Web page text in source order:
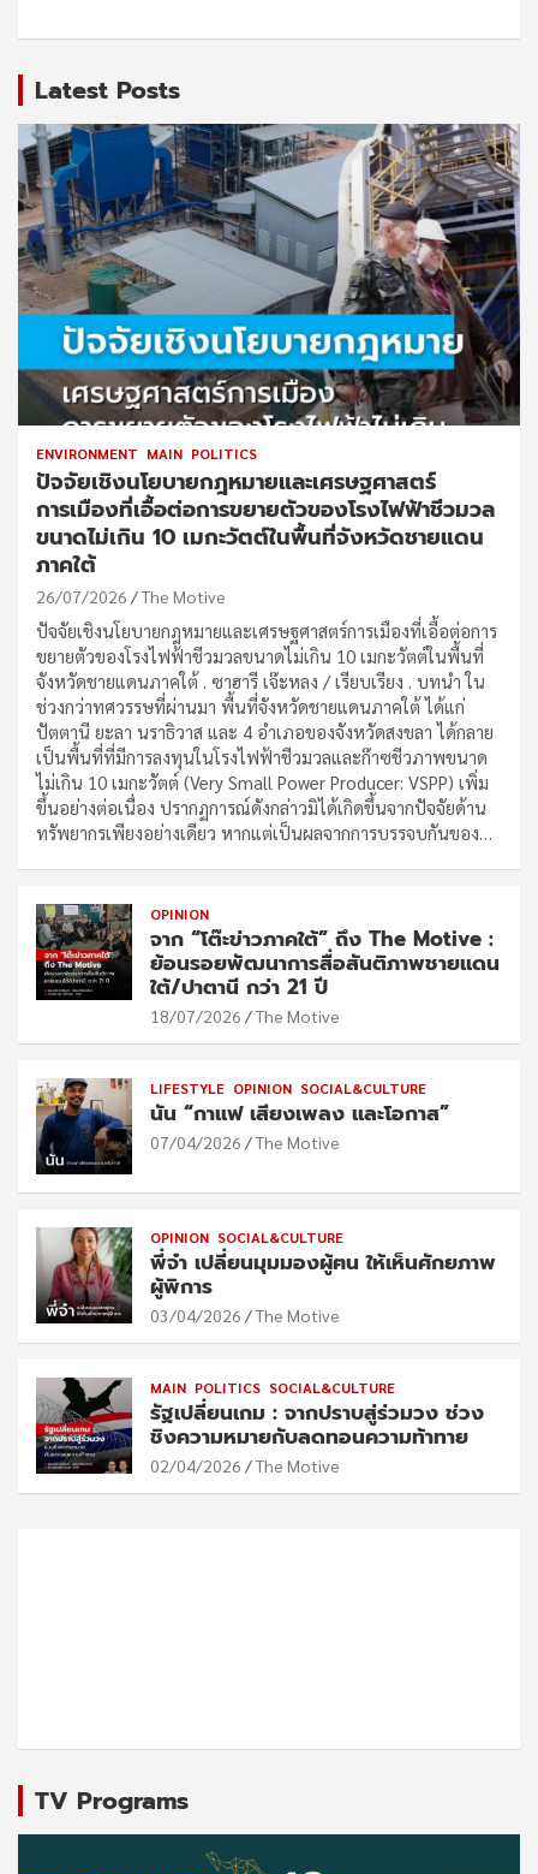
Latest Posts
ENVIRONMENT MAIN POLITICS
ปัจจัยเชิงนโยบายกฎหมายและเศรษฐศาสตร์
การเมืองที่เอื้อต่อการขยายตัวของโรงไฟฟ้าชีวมวล
ขนาดไม่เกิน 10 เมกะวัตต์ในพื้นที่จังหวัดชายแดน
ภาคใต้
26/07/2026 The Motive
ปัจจัยเชิงนโยบายกฎหมายและเศรษฐศาสตร์การเมืองที่เอื้อต่อการ
ขยายตัวของโรงไฟฟ้าชีวมวลขนาดไม่เกิน 10 เมกะวัตต์ในพื้นที่
จังหวัดชายแดนภาคใต้ . ซาฮารี เจ๊ะหลง / เรียบเรียง . บทนำ ใน
ช่วงกว่าทศวรรษที่ผ่านมา พื้นที่จังหวัดชายแดนภาคใต้ ได้แก่
ปัตตานี ยะลา นราธิวาส และ 4 อำเภอของจังหวัดสงขลา ได้กลาย
เป็นพื้นที่ที่มีการลงทุนในโรงไฟฟ้าชีวมวลและก๊าซชีวภาพขนาด
ไม่เกิน 10 เมกะวัตต์ (Very Small Power Producer: VSPP) เพิ่ม
ขึ้นอย่างต่อเนื่อง ปรากฏการณ์ดังกล่าวมิได้เกิดขึ้นจากปัจจัยด้าน
ทรัพยากรเพียงอย่างเดียว หากแต่เป็นผลจากการบรรจบกันของ…
OPINION
จาก “โต๊ะข่าวภาคใต้” ถึง The Motive :
ย้อนรอยพัฒนาการสื่อสันติภาพชายแดน
ใต้/ปาตานี กว่า 21 ปี
18/07/2026 The Motive
LIFESTYLE OPINION SOCIAL&CULTURE
นัน “กาแฟ เสียงเพลง และโอกาส”
07/04/2026 The Motive
OPINION SOCIAL&CULTURE
พี่จ๋า เปลี่ยนมุมมองผู้ฅน ให้เห็นศักยภาพ
ผู้พิการ
03/04/2026 The Motive
MAIN POLITICS SOCIAL&CULTURE
รัฐเปลี่ยนเกม : จากปราบสู่ร่วมวง ช่วง
ชิงความหมายกับลดทอนความท้าทาย
02/04/2026 The Motive
TV Programs